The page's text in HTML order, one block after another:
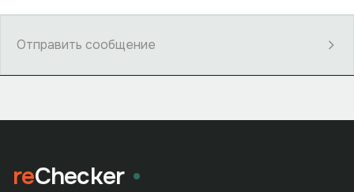
Отправить сообщение
reChecker